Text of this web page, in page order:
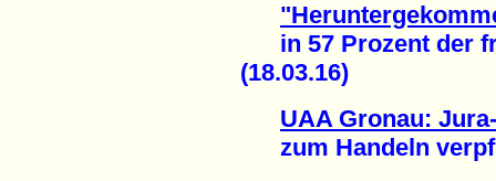
in 57 Prozent der
(18.03.16)
UAA Gronau:
zum Handeln